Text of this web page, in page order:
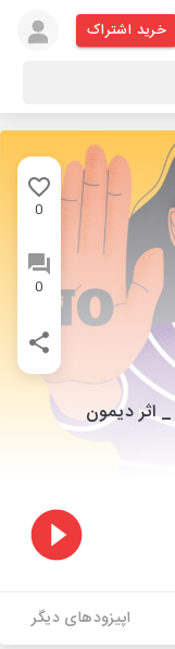
خرید اشتراک
0
0
اثر دیمون
اپیزودهای دیگر